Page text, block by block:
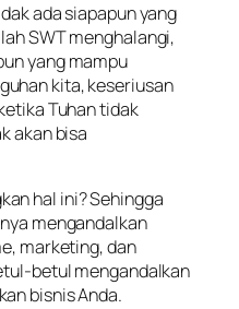
ada siapapun yang
SWT menghalangi,
yang mampu
kita, keseriusan
Tuhan tidak
akan bisa
hal ini? Sehingga
mengandalkan
marketing, dan
betul mengandalkan
bisnis Anda.